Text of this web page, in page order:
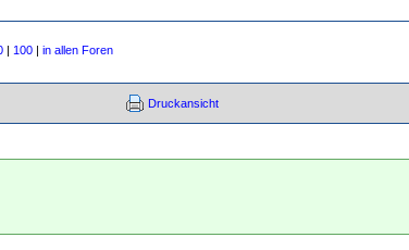
| 100 | in allen Foren
Druckansicht